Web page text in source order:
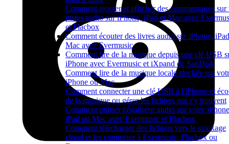
Comment ajouter et afficher des commentaires sur
pistes audio sur iPhone, iPad et Mac avec
et Flacbox
Comment écouter des livres audio sur iPhone,
Mac avec Evermusic
Comment lire de la musique depuis une clé USB
iPhone avec Evermusic et iXpand de SanDisk
Comment lire de la musique locale stockée sur
iPhone ou Mac
Comment connecter une clé USB à l'iPhone et
de la musique ou gérer les fichiers qui s'y trouvent
Comment utiliser l'égaliseur audio sur votre
iPad ou Mac avec Evermusic et Flacbox
Comment télécharger des fichiers vers le stockage
cloud et les connecter à Evermusic, Flacbox ou